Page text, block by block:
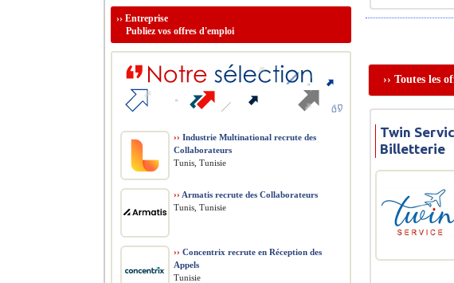
›› Toutes les
Twin
Billetterie
›› Entreprise
Publiez vos offres d'emploi
›› Industrie Multinational recrute des
Collaborateurs
Tunis, Tunisie
›› Armatis recrute des Collaborateurs
Tunis, Tunisie
›› Concentrix recrute en Réception des
Appels
Tunisie